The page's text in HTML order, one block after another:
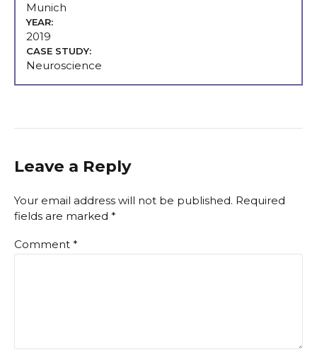
Munich
YEAR:
2019
CASE STUDY:
Neuroscience
Leave a Reply
Your email address will not be published. Required
fields are marked *
Comment *